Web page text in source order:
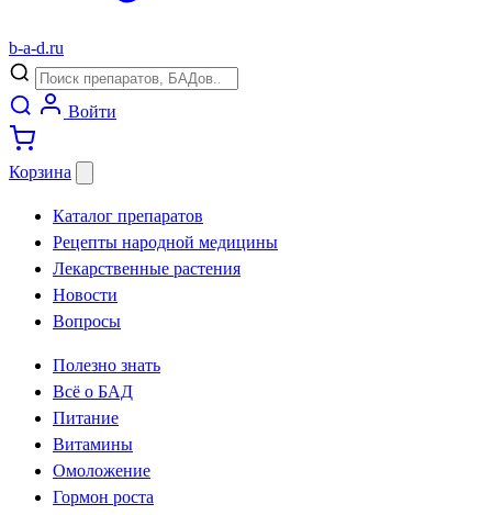
b-a-d.ru
Войти
Корзина
Каталог препаратов
Рецепты народной медицины
Лекарственные растения
Новости
Вопросы
Полезно знать
Всё о БАД
Питание
Витамины
Омоложение
Гормон роста